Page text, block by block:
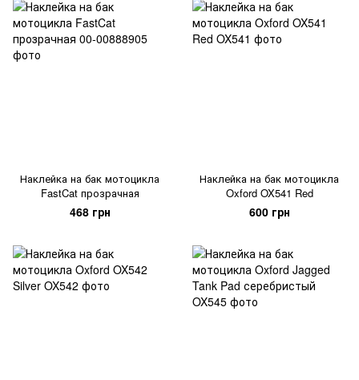
Наклейка на бак мотоцикла
FastCat прозрачная
468 грн
Наклейка на бак мотоцикла
Oxford OX541 Red
600 грн